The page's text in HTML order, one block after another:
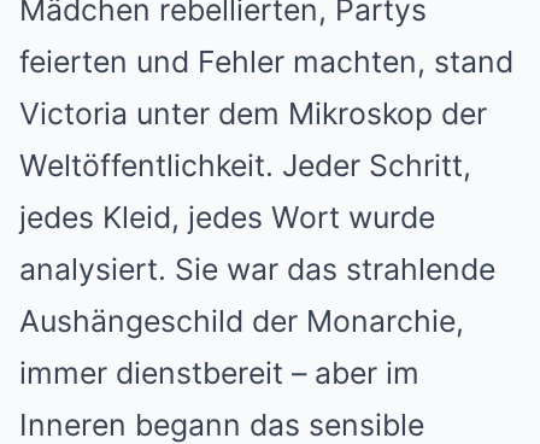
Mädchen rebellierten, Partys
feierten und Fehler machten, stand
Victoria unter dem Mikroskop der
Weltöffentlichkeit. Jeder Schritt,
jedes Kleid, jedes Wort wurde
analysiert. Sie war das strahlende
Aushängeschild der Monarchie,
immer dienstbereit – aber im
Inneren begann das sensible